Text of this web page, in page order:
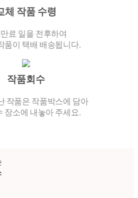
체 작품 수령
료 일을 전후하여
품이 택배 배송됩니다.
작품회수
작품은 작품박스에 담아
장소에 내놓아 주세요.